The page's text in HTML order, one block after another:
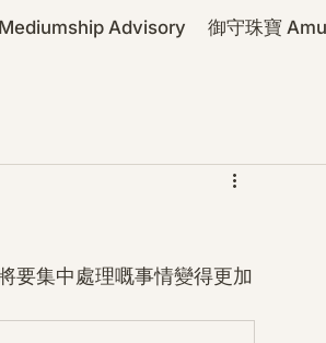
Advisory 御守珠寶
要集中處理嘅事情變得更加